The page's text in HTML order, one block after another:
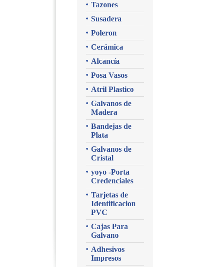
Tazones
Susadera
Poleron
Cerámica
Alcancía
Posa Vasos
Atril Plastico
Galvanos de
Madera
Bandejas de
Plata
Galvanos de
Cristal
yoyo -Porta
Credenciales
Tarjetas de
Identificacion
PVC
Cajas Para
Galvano
Adhesivos
Impresos